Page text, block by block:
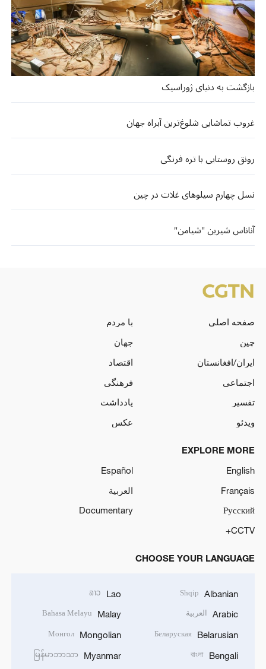
بازگشت به دنیای ژوراسیک
غروب تماشایی شلوغ‌ترین آبراه جهان
رونق روستایی با تره فرنگی
نسل چهارم سیلوهای غلات در چین
آناناس شیرین "شیامن"
صفحه اصلی
با مردم
چین
جهان
ایران/افغانستان
اقتصاد
اجتماعی
فرهنگی
تفسیر
یادداشت
ویدئو
عکس
EXPLORE MORE
English
Español
Français
العربية
Русский
Documentary
CCTV+
CHOOSE YOUR LANGUAGE
Albanian
Shqip
Arabic العربية
Belarusian
Беларуская
Bengali
বাংলা
Lao
ລາວ
Malay
Bahasa Melayu
Mongolian
Монгол
Myanmar
မြန်မာဘာသာ